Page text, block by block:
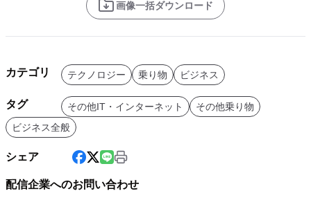
画像一括ダウンロード
カテゴリ テクノロジー 乗り物 ビジネス
タグ その他IT・インターネット
その他乗り物
ビジネス全般
シェア
配信企業へのお問い合わせ